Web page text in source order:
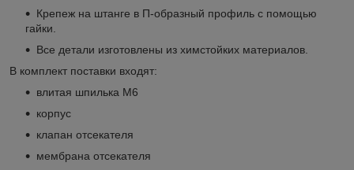
Крепеж на штанге в П-образный профиль с помощью
гайки.
Все детали изготовлены из химстойких материалов.
В комплект поставки входят:
влитая шпилька М6
корпус
клапан отсекателя
мембрана отсекателя